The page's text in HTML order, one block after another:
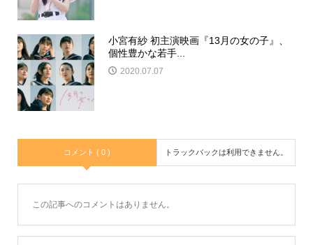
小宮有紗 初主演映画『13月の女の子』、
個性豊かな若手...
2020.07.07
コメント ( 0 ) トラックバックは利用できません。
この記事へのコメントはありません。